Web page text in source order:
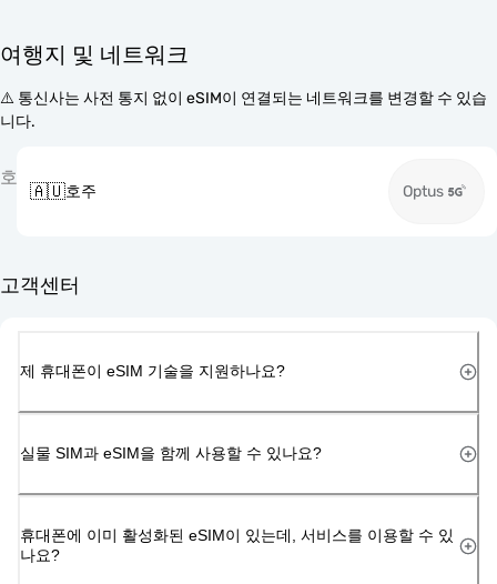
여행지 및 네트워크
⚠️ 통신사는 사전 통지 없이 eSIM이 연결되는 네트워크를 변경할 수 있습
니다.
호
🇦🇺호주 Optus
고객센터
제 휴대폰이 eSIM 기술을 지원하나요?
실물 SIM과 eSIM을 함께 사용할 수 있나요?
휴대폰에 이미 활성화된 eSIM이 있는데, 서비스를 이용할 수 있
나요?